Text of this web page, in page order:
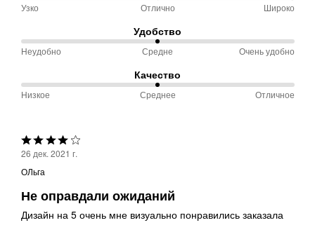
и
размеру
100 %
Узко
Узко Отлично Широко
Удобство
50 %
Неудобно
Неудобно Средне Очень удобно
Качество
50 %
и
Низкое Среднее Отличное
Выбрана
оценка
4из
5
26 дек. 2021 г.
ОЛьга
Не оправдали ожиданий
Дизайн на 5 очень мне визуально понравились заказала